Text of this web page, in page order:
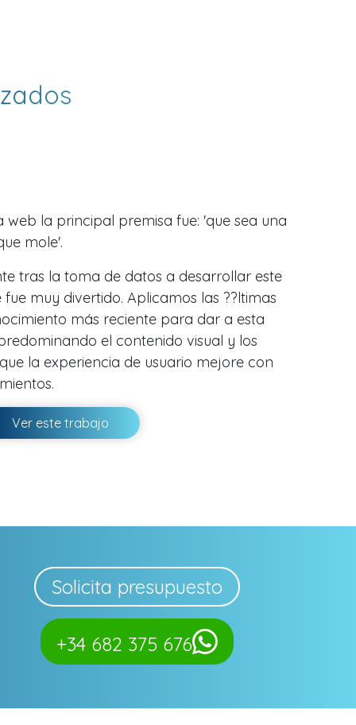
web la principal premisa fue: 'que sea una
mole'.
tras la toma de datos a desarrollar este
muy divertido. Aplicamos las ??ltimas
más reciente para dar a esta
el contenido visual y los
la experiencia de usuario mejore con
Ver este trabajo
Solicita presupuesto
+34 682 375 676